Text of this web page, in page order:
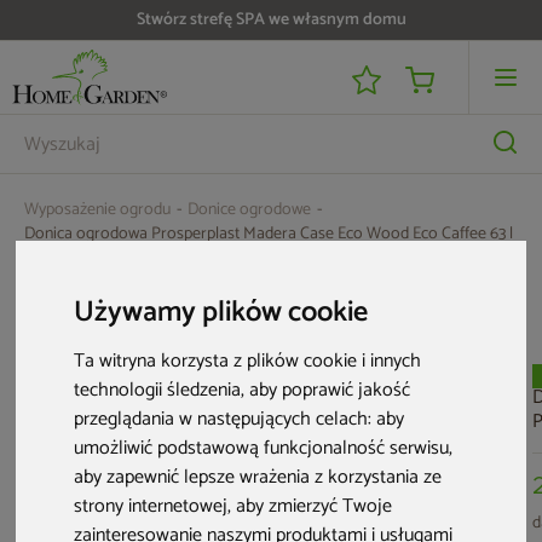
Używamy plików cookie
Ta witryna korzysta z plików cookie i innych
technologii śledzenia, aby poprawić jakość
przeglądania w następujących celach:aby
umożliwić podstawową funkcjonalność serwisu,
aby zapewnić lepsze wrażenia z korzystania ze
strony internetowej,aby zmierzyć Twoje
zainteresowanie naszymi produktami i usługami
Stwórz strefę SPA we własnym domu
Wyposażenie ogrodu
Donice ogrodowe
Donica ogrodowa Prosperplast Madera Case Eco Wood Eco Caffee 63 l
Bestseller